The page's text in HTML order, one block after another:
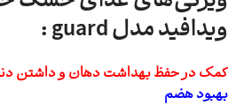
ویدافید مدل guard :
کمک در حفظ بهداشت دهان و داشتن
بهبود هضم